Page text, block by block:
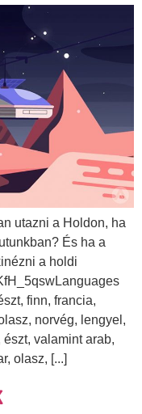
utazni a Holdon, ha
És ha a
a holdi
finn, francia,
norvég, lengyel,
valamint arab,
olasz, [...]